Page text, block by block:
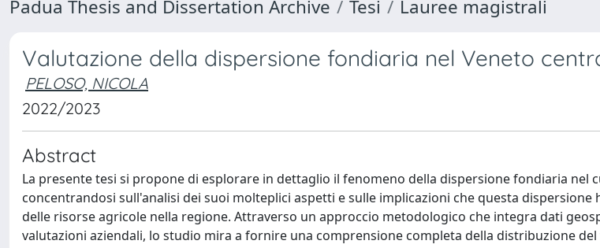
Padua Thesis and Dissertation Archive Tesi Lauree magistrali
Valutazione della dispersione fondiaria nel Veneto
PELOSO, NICOLA
2022/2023
Abstract
La presente tesi si propone di esplorare in dettaglio il fenomeno della dispersione fondiaria nel
concentrandosi sull'analisi dei suoi molteplici aspetti e sulle implicazioni che questa dispersione
delle risorse agricole nella regione. Attraverso un approccio metodologico che integra dati
valutazioni aziendali, lo studio mira a fornire una comprensione completa della distribuzione